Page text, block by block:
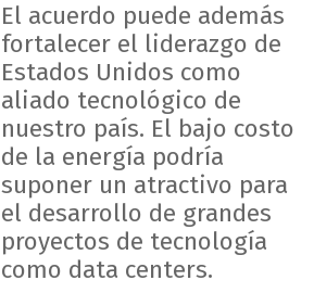
El acuerdo puede además
fortalecer el liderazgo de
Estados Unidos como
aliado tecnológico de
nuestro país. El bajo costo
de la energía podría
suponer un atractivo para
el desarrollo de grandes
proyectos de tecnología
como data centers.